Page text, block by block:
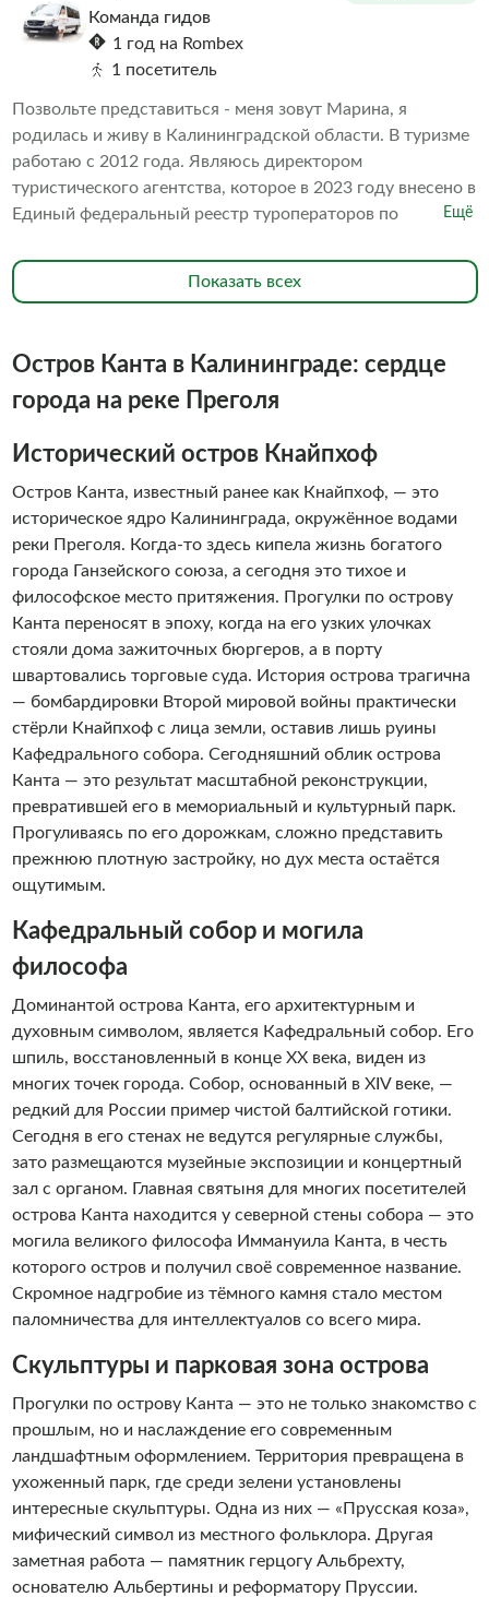
Команда гидов
1 год на Rombex
1 посетитель
Позвольте представиться - меня зовут Марина, я
родилась и живу в Калининградской области. В туризме
работаю с 2012 года. Являюсь директором
туристического агентства, которое в 2023 году внесено в
Единый федеральный реестр туроператоров по
экскурсовод в замке Тапиау, Башни Востока. Имею
аккредитацию по проведению экскурсий в
экскурсовод кафедрального собора.
Ещё
Показать всех
Остров Канта в Калининграде: сердце
города на реке Преголя
Исторический остров Кнайпхоф
Остров Канта, известный ранее как Кнайпхоф, — это
историческое ядро Калининграда, окружённое водами
реки Преголя. Когда-то здесь кипела жизнь богатого
города Ганзейского союза, а сегодня это тихое и
философское место притяжения. Прогулки по острову
Канта переносят в эпоху, когда на его узких улочках
стояли дома зажиточных бюргеров, а в порту
швартовались торговые суда. История острова трагична
— бомбардировки Второй мировой войны практически
стёрли Кнайпхоф с лица земли, оставив лишь руины
Кафедрального собора. Сегодняшний облик острова
Канта — это результат масштабной реконструкции,
превратившей его в мемориальный и культурный парк.
Прогуливаясь по его дорожкам, сложно представить
прежнюю плотную застройку, но дух места остаётся
ощутимым.
Кафедральный собор и могила
философа
Доминантой острова Канта, его архитектурным и
духовным символом, является Кафедральный собор. Его
шпиль, восстановленный в конце XX века, виден из
многих точек города. Собор, основанный в XIV веке, —
редкий для России пример чистой балтийской готики.
Сегодня в его стенах не ведутся регулярные службы,
зато размещаются музейные экспозиции и концертный
зал с органом. Главная святыня для многих посетителей
острова Канта находится у северной стены собора — это
могила великого философа Иммануила Канта, в честь
которого остров и получил своё современное название.
Скромное надгробие из тёмного камня стало местом
паломничества для интеллектуалов со всего мира.
Скульптуры и парковая зона острова
Прогулки по острову Канта — это не только знакомство с
прошлым, но и наслаждение его современным
ландшафтным оформлением. Территория превращена в
ухоженный парк, где среди зелени установлены
интересные скульптуры. Одна из них — «Прусская коза»,
мифический символ из местного фольклора. Другая
заметная работа — памятник герцогу Альбрехту,
основателю Альбертины и реформатору Пруссии.